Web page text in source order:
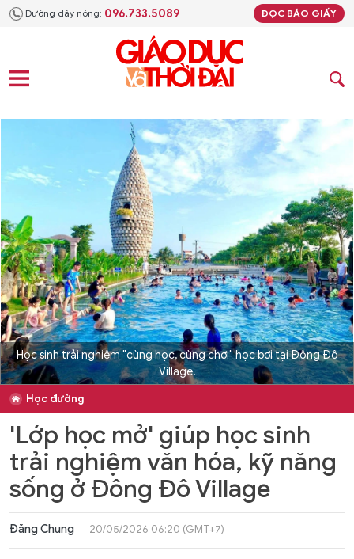
Đường dây nóng: 096.733.5089 ĐỌC BÁO GIẤY
Học sinh trải nghiệm "cùng học, cùng chơi" học bơi tại Đông Đô
Village.
Học đường
'Lớp học mở' giúp học sinh
trải nghiệm văn hóa, kỹ năng
sống ở Đông Đô Village
Đăng Chung 20/05/2026 06:20 (GMT+7)